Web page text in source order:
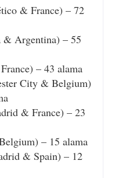
& France) – 72
& Argentina) – 55
– 43 alama
City & Belgium)
& France) – 23
– 15 alama
& Spain) – 12